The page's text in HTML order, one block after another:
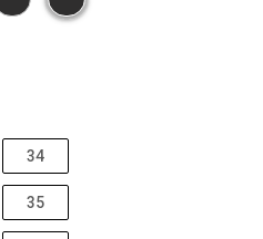
34
35